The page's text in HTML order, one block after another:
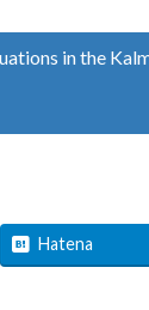
in the
Hatena